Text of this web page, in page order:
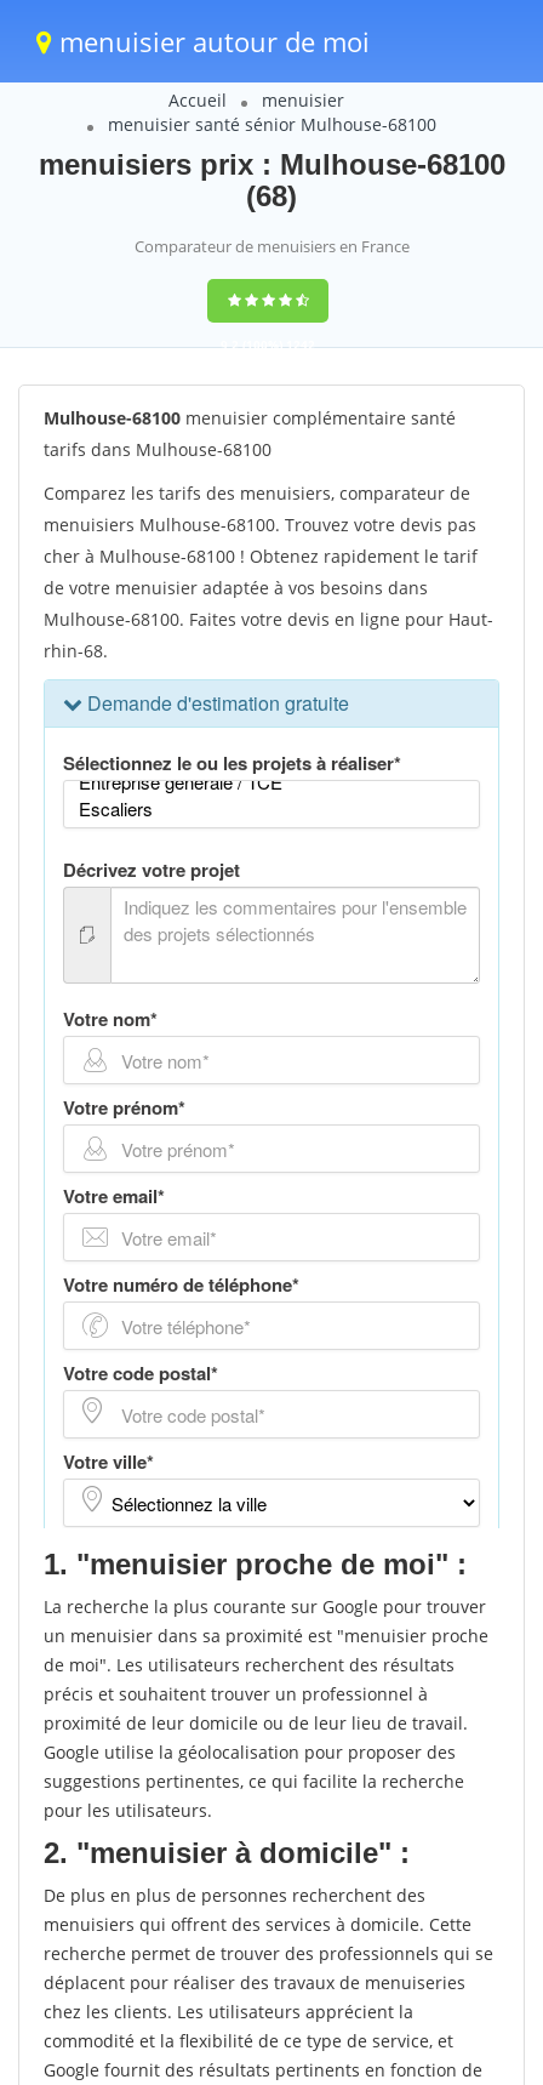
menuisier autour de moi
Accueil
menuisier
menuisier santé sénior Mulhouse-68100
menuisiers prix : Mulhouse-68100
(68)
Comparateur de menuisiers en France
9,2(100%)1242
votes
Mulhouse-68100 menuisier complémentaire santé
tarifs dans Mulhouse-68100
Comparez les tarifs des menuisiers, comparateur de
menuisiers Mulhouse-68100. Trouvez votre devis pas
cher à Mulhouse-68100 ! Obtenez rapidement le tarif
de votre menuisier adaptée à vos besoins dans
Mulhouse-68100. Faites votre devis en ligne pour Haut-
rhin-68.
1. "menuisier proche de moi" :
La recherche la plus courante sur Google pour trouver
un menuisier dans sa proximité est "menuisier proche
de moi". Les utilisateurs recherchent des résultats
précis et souhaitent trouver un professionnel à
proximité de leur domicile ou de leur lieu de travail.
Google utilise la géolocalisation pour proposer des
suggestions pertinentes, ce qui facilite la recherche
pour les utilisateurs.
2. "menuisier à domicile" :
De plus en plus de personnes recherchent des
menuisiers qui offrent des services à domicile. Cette
recherche permet de trouver des professionnels qui se
déplacent pour réaliser des travaux de menuiseries
chez les clients. Les utilisateurs apprécient la
commodité et la flexibilité de ce type de service, et
Google fournit des résultats pertinents en fonction de